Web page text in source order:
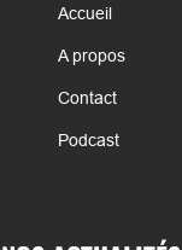
Accueil
A propos
Contact
Podcast